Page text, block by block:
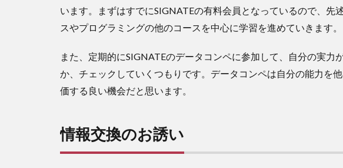
います。まずはすでにSIGNATEの有料会員となっているので、先
スやプログラミングの他のコースを中心に学習を進めていきます。
また、定期的にSIGNATEのデータコンペに参加して、自分の実力
か、チェックしていくつもりです。データコンペは自分の能力を
価する良い機会だと思います。
情報交換のお誘い